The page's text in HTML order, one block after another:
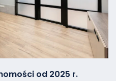
od 2025 r.